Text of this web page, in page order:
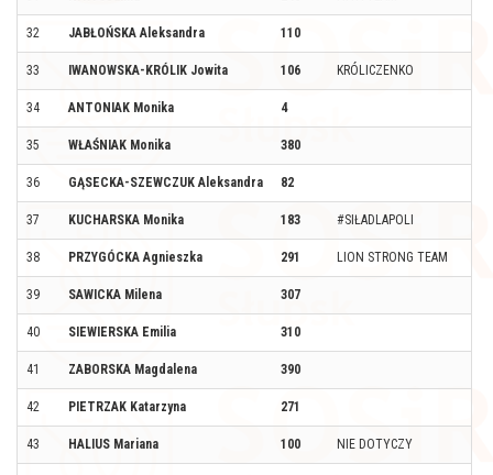
32 JABŁOŃSKA Aleksandra 110
33 IWANOWSKA-KRÓLIK Jowita 106 KRÓLICZENKO
34 ANTONIAK Monika 4
35 WŁAŚNIAK Monika 380
36 GĄSECKA-SZEWCZUK Aleksandra 82
37 KUCHARSKA Monika 183 #SIŁADLAPOLI
38 PRZYGÓCKA Agnieszka 291 LION STRONG TEAM
39 SAWICKA Milena 307
40 SIEWIERSKA Emilia 310
41 ZABORSKA Magdalena 390
42 PIETRZAK Katarzyna 271
43 HALIUS Mariana 100 NIE DOTYCZY